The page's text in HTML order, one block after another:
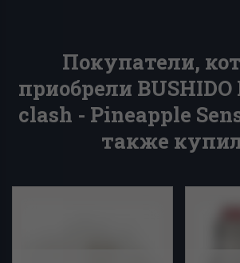
Покупатели,
приобрели BUSHIDO
clash - Pineapple
также